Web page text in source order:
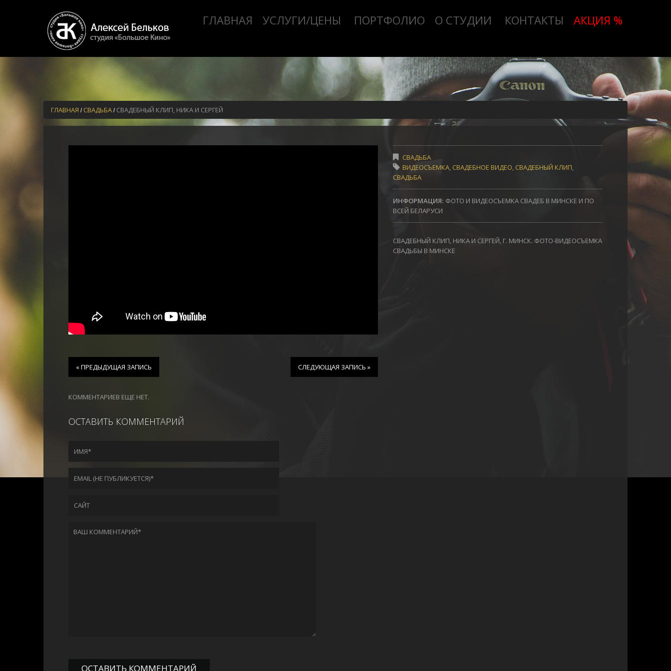
ГЛАВНАЯ УСЛУГИ/ЦЕНЫ ПОРТФОЛИО О СТУДИИ КОНТАКТЫ АКЦИЯ %
ГЛАВНАЯ СВАДЬБА СВАДЕБНЫЙ КЛИП, НИКА И СЕРГЕЙ
« ПРЕДЫДУЩАЯ ЗАПИСЬ СЛЕДУЮЩАЯ ЗАПИСЬ »
СВАДЬБА
ВИДЕОСЪЕМКА, СВАДЕБНОЕ ВИДЕО, СВАДЕБНЫЙ КЛИП,
СВАДЬБА
ИНФОРМАЦИЯ: ФОТО И ВИДЕОСЪЕМКА СВАДЕБ В МИНСКЕ И ПО
ВСЕЙ БЕЛАРУСИ
СВАДЕБНЫЙ КЛИП, НИКА И СЕРГЕЙ, Г. МИНСК. ФОТО-ВИДЕОСЪЕМКА
СВАДЬБЫ В МИНСКЕ
КОММЕНТАРИЕВ ЕЩЕ НЕТ.
ОСТАВИТЬ КОММЕНТАРИЙ